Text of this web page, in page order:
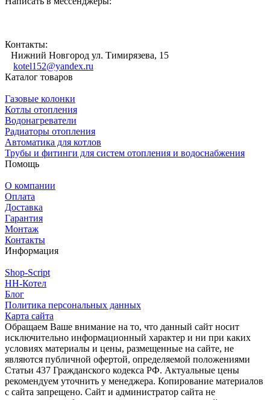
Контакты:
Нижний Новгород ул. Тимирязева, 15
kotel152@yandex.ru
Каталог товаров
Газовые колонки
Котлы отопления
Водонагреватели
Радиаторы отопления
Автоматика для котлов
Трубы и фитинги для систем отопления и водоснабжения
Помощь
О компании
Оплата
Доставка
Гарантия
Монтаж
Контакты
Информация
Shop-Script
НН-Котел
Блог
Политика персональных данных
Карта сайта
Обращаем Ваше внимание на то, что данный сайт носит
исключительно информационный характер и ни при каких
условиях материалы и цены, размещенные на сайте, не
являются публичной офертой, определяемой положениями
Статьи 437 Гражданского кодекса РФ. Актуальные цены
рекомендуем уточнить у менеджера. Копирование материалов
с сайта запрещено. Сайт и администратор сайта не